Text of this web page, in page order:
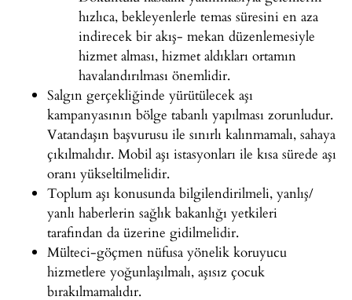
hızlıca, bekleyenlerle temas süresini en aza
indirecek bir akış- mekan düzenlemesiyle
hizmet alması, hizmet aldıkları ortamın
havalandırılması önemlidir.
Salgın gerçekliğinde yürütülecek aşı
kampanyasının bölge tabanlı yapılması zorunludur.
Vatandaşın başvurusu ile sınırlı kalınmamalı, sahaya
çıkılmalıdır. Mobil aşı istasyonları ile kısa sürede aşı
oranı yükseltilmelidir.
Toplum aşı konusunda bilgilendirilmeli, yanlış/
yanlı haberlerin sağlık bakanlığı yetkileri
tarafından da üzerine gidilmelidir.
Mülteci-göçmen nüfusa yönelik koruyucu
hizmetlere yoğunlaşılmalı, aşısız çocuk
bırakılmamalıdır.